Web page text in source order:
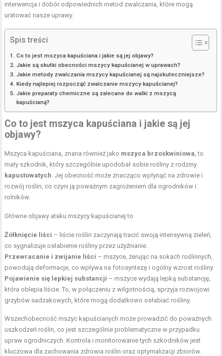
interwencja i dobór odpowiednich metod zwalczania, które mogą
uratować nasze uprawy.
Spis treści
Co to jest mszyca kapuściana i jakie są jej objawy?
Jakie są skutki obecności mszycy kapuścianej w uprawach?
Jakie metody zwalczania mszycy kapuścianej są najskuteczniejsze?
Kiedy najlepiej rozpocząć zwalczanie mszycy kapuścianej?
Jakie preparaty chemiczne są zalecane do walki z mszycą
kapuścianą?
Co to jest mszyca kapuściana i jakie są jej
objawy?
Mszyca kapuściana, znana również jako mszyca brzoskwiniowa, to
mały szkodnik, który szczególnie upodobał sobie rośliny z rodziny
kapustowatych. Jej obecność może znacząco wpłynąć na zdrowie i
rozwój roślin, co czyni ją poważnym zagrożeniem dla ogrodników i
rolników.
Główne objawy ataku mszycy kapuścianej to:
Żółknięcie liści – liście roślin zaczynają tracić swoją intensywną zieleń,
co sygnalizuje osłabienie rośliny przez użyźnianie.
Przewracanie i zwijanie liści – mszyce, żerując na sokach roślinnych,
powodują deformacje, co wpływa na fotosyntezę i ogólny wzrost rośliny.
Pojawienie się lepkiej substancji – mszyce wydają lepką substancję,
która oblepia liście. To, w połączeniu z wilgotnością, sprzyja rozwojowi
grzybów sadzakowych, które mogą dodatkowo osłabiać rośliny.
Wszechobecność mszyc kapuścianych może prowadzić do poważnych
uszkodzeń roślin, co jest szczególnie problematyczne w przypadku
upraw ogrodniczych. Kontrola i monitorowanie tych szkodników jest
kluczowa dla zachowania zdrowia roślin oraz optymalizacji zbiorów.